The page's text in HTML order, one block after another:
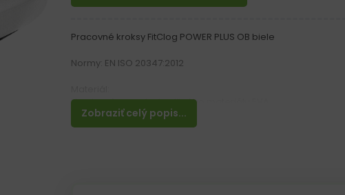
Zobraziť celý popis...
Pracovné kroksy FitClog POWER PLUS OB biele
Normy: EN ISO 20347:2012
Vyrobené z vysoko kvalitného materiálu EVA
Podrážka z gumy